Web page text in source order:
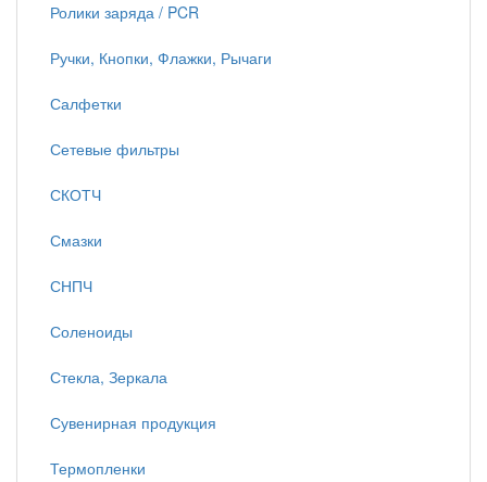
Ролики заряда / PCR
Ручки, Кнопки, Флажки, Рычаги
Салфетки
Сетевые фильтры
СКОТЧ
Смазки
СНПЧ
Соленоиды
Стекла, Зеркала
Сувенирная продукция
Термопленки